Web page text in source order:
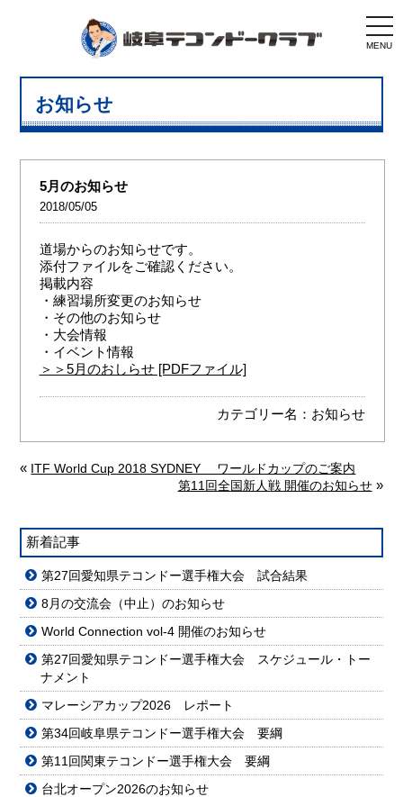
MENU
お知らせ
5月のお知らせ
2018/05/05
道場からのお知らせです。
添付ファイルをご確認ください。
掲載内容
・練習場所変更のお知らせ
・その他のお知らせ
・大会情報
・イベント情報
＞＞5月のおしらせ [PDFファイル]
カテゴリー名： お知らせ
« ITF World Cup 2018 SYDNEY ワールドカップのご案内
第11回全国新人戦 開催のお知らせ»
新着記事
第27回愛知県テコンドー選手権大会 試合結果
8月の交流会（中止）のお知らせ
World Connection vol-4 開催のお知らせ
第27回愛知県テコンドー選手権大会 スケジュール・トー
ナメント
マレーシアカップ2026 レポート
第34回岐阜県テコンドー選手権大会 要綱
第11回関東テコンドー選手権大会 要綱
台北オープン2026のお知らせ